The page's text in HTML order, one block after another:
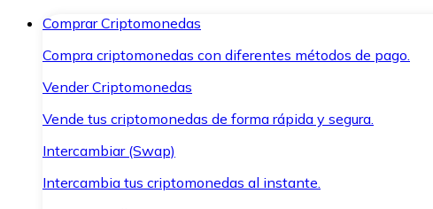
Comprar Criptomonedas
Compra criptomonedas con diferentes métodos de pago.
Vender Criptomonedas
Vende tus criptomonedas de forma rápida y segura.
Intercambiar (Swap)
Intercambia tus criptomonedas al instante.